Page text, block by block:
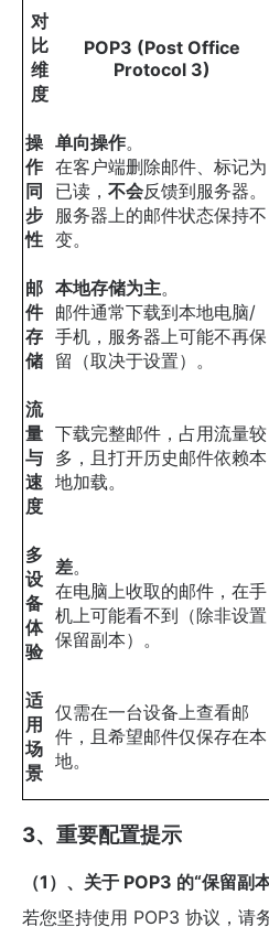
对
比
维
度
POP3 (Post Office
Protocol 3)
操
作
同
步
性
单向操作。
在客户端删除邮件、标记为
已读， 不会反馈到服务器。
服务器上的邮件状态保持不
变。
邮
件
存
储
本地存储为主。
邮件通常下载到本地电脑/
手机，服务器上可能不再保
留（取决于设置）。
流
量
与
速
度
下载完整邮件，占用流量较
多，且打开历史邮件依赖本
地加载。
多
设
备
体
验
差。
在电脑上收取的邮件，在手
机上可能看不到（除非设置
保留副本）。
适
用
场
景
仅需在一台设备上查看邮
件，且希望邮件仅保存在本
地。
3、重要配置提示
（1）、关于 POP3 的“保留副
若您坚持使用 POP3 协议，请